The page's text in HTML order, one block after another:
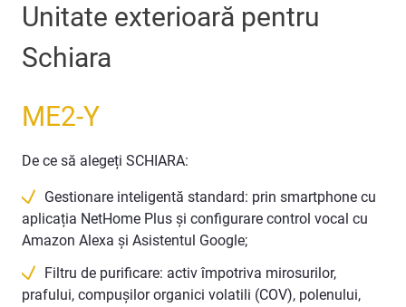
Unitate exterioară pentru
Schiara
ME2-Y
De ce să alegeți SCHIARA:
Gestionare inteligentă standard: prin smartphone cu
aplicația NetHome Plus și configurare control vocal cu
Amazon Alexa și Asistentul Google;
Filtru de purificare: activ împotriva mirosurilor,
prafului, compușilor organici volatili (COV), polenului,